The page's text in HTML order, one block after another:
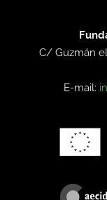
C/ Guzmán
E-mail: